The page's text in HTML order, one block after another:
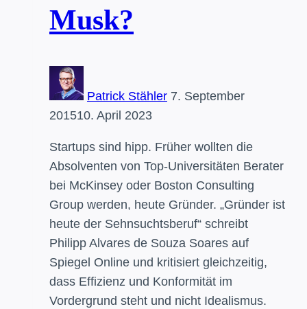
Musk?
Patrick Stähler 7. September
201510. April 2023
Startups sind hipp. Früher wollten die
Absolventen von Top-Universitäten Berater
bei McKinsey oder Boston Consulting
Group werden, heute Gründer. „Gründer ist
heute der Sehnsuchtsberuf“ schreibt
Philipp Alvares de Souza Soares auf
Spiegel Online und kritisiert gleichzeitig,
dass Effizienz und Konformität im
Vordergrund steht und nicht Idealismus.